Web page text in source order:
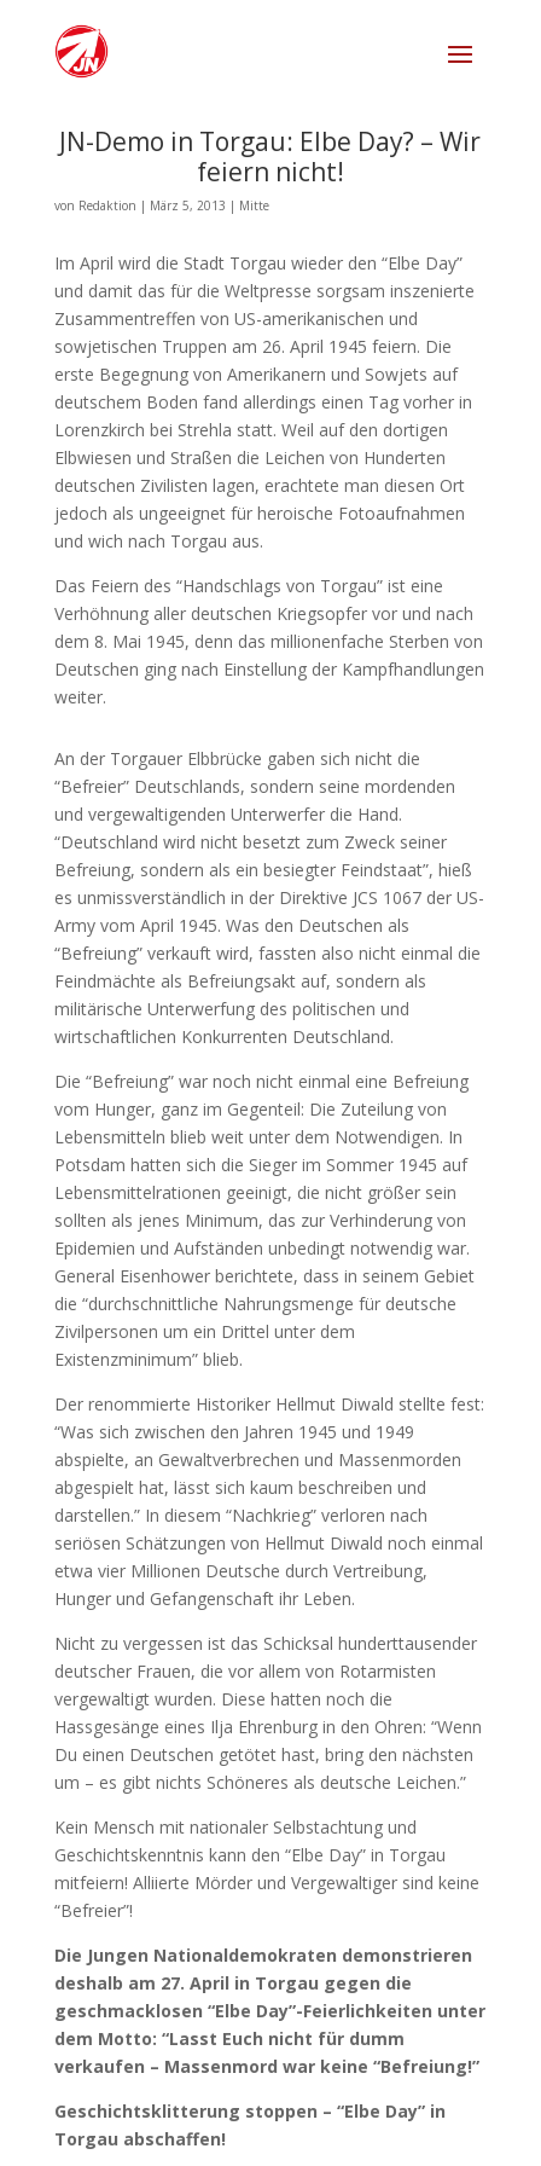
JN-Demo in Torgau: Elbe Day? – Wir
feiern nicht!
von Redaktion | März 5, 2013 | Mitte
Im April wird die Stadt Torgau wieder den “Elbe Day”
und damit das für die Weltpresse sorgsam inszenierte
Zusammentreffen von US-amerikanischen und
sowjetischen Truppen am 26. April 1945 feiern. Die
erste Begegnung von Amerikanern und Sowjets auf
deutschem Boden fand allerdings einen Tag vorher in
Lorenzkirch bei Strehla statt. Weil auf den dortigen
Elbwiesen und Straßen die Leichen von Hunderten
deutschen Zivilisten lagen, erachtete man diesen Ort
jedoch als ungeeignet für heroische Fotoaufnahmen
und wich nach Torgau aus.
Das Feiern des “Handschlags von Torgau” ist eine
Verhöhnung aller deutschen Kriegsopfer vor und nach
dem 8. Mai 1945, denn das millionenfache Sterben von
Deutschen ging nach Einstellung der Kampfhandlungen
weiter.
An der Torgauer Elbbrücke gaben sich nicht die
“Befreier” Deutschlands, sondern seine mordenden
und vergewaltigenden Unterwerfer die Hand.
“Deutschland wird nicht besetzt zum Zweck seiner
Befreiung, sondern als ein besiegter Feindstaat”, hieß
es unmissverständlich in der Direktive JCS 1067 der US-
Army vom April 1945. Was den Deutschen als
“Befreiung” verkauft wird, fassten also nicht einmal die
Feindmächte als Befreiungsakt auf, sondern als
militärische Unterwerfung des politischen und
wirtschaftlichen Konkurrenten Deutschland.
Die “Befreiung” war noch nicht einmal eine Befreiung
vom Hunger, ganz im Gegenteil: Die Zuteilung von
Lebensmitteln blieb weit unter dem Notwendigen. In
Potsdam hatten sich die Sieger im Sommer 1945 auf
Lebensmittelrationen geeinigt, die nicht größer sein
sollten als jenes Minimum, das zur Verhinderung von
Epidemien und Aufständen unbedingt notwendig war.
General Eisenhower berichtete, dass in seinem Gebiet
die “durchschnittliche Nahrungsmenge für deutsche
Zivilpersonen um ein Drittel unter dem
Existenzminimum” blieb.
Der renommierte Historiker Hellmut Diwald stellte fest:
“Was sich zwischen den Jahren 1945 und 1949
abspielte, an Gewaltverbrechen und Massenmorden
abgespielt hat, lässt sich kaum beschreiben und
darstellen.” In diesem “Nachkrieg” verloren nach
seriösen Schätzungen von Hellmut Diwald noch einmal
etwa vier Millionen Deutsche durch Vertreibung,
Hunger und Gefangenschaft ihr Leben.
Nicht zu vergessen ist das Schicksal hunderttausender
deutscher Frauen, die vor allem von Rotarmisten
vergewaltigt wurden. Diese hatten noch die
Hassgesänge eines Ilja Ehrenburg in den Ohren: “Wenn
Du einen Deutschen getötet hast, bring den nächsten
um – es gibt nichts Schöneres als deutsche Leichen.”
Kein Mensch mit nationaler Selbstachtung und
Geschichtskenntnis kann den “Elbe Day” in Torgau
mitfeiern! Alliierte Mörder und Vergewaltiger sind keine
“Befreier”!
Die Jungen Nationaldemokraten demonstrieren
deshalb am 27. April in Torgau gegen die
geschmacklosen “Elbe Day”-Feierlichkeiten unter
dem Motto: “Lasst Euch nicht für dumm
verkaufen – Massenmord war keine “Befreiung!”
Geschichtsklitterung stoppen – “Elbe Day” in
Torgau abschaffen!